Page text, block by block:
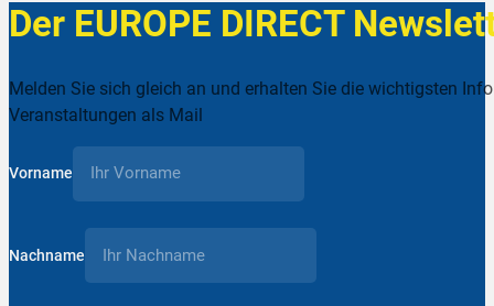
Der EUROPE DIRECT
Melden Sie sich gleich an und erhalten Sie die wichtigsten
Veranstaltungen als Mail
Vorname
Nachname